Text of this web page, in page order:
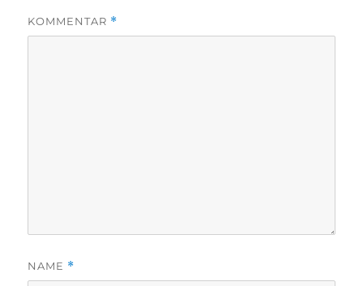
KOMMENTAR *
NAME *